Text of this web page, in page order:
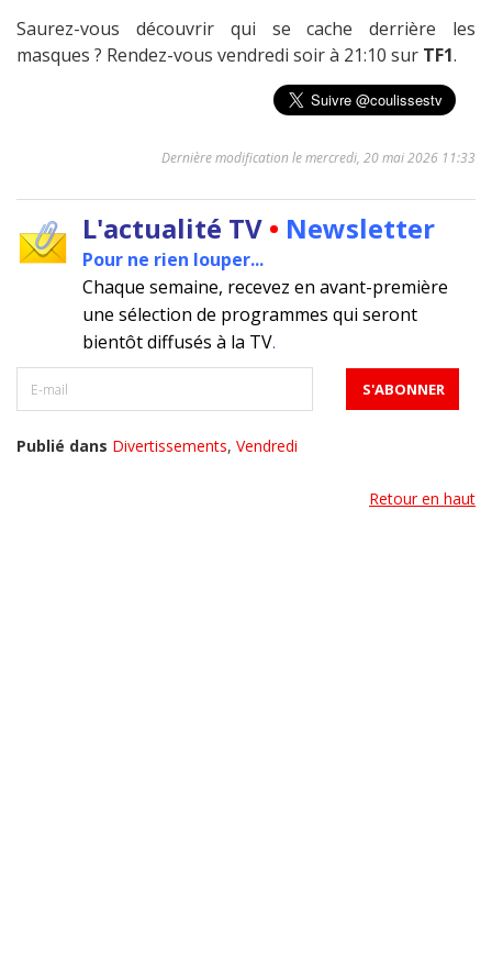
Saurez-vous découvrir qui se cache derrière les
masques ? Rendez-vous vendredi soir à 21:10 sur TF1.
Dernière modification le mercredi, 20 mai 2026 11:33
L'actualité TV • Newsletter
Pour ne rien louper...
Chaque semaine, recevez en avant-première
une sélection de programmes qui seront
bientôt diffusés à la TV.
Publié dans Divertissements, Vendredi
Retour en haut